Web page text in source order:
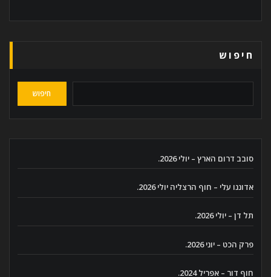
חיפוש
חיפוש
סובב דרום הארץ – יולי 2026.
אדוננו עלי – חוף הרצליה יולי 2026.
תל דן – יולי 2026.
פרק הכט – יוני 2026.
חוף דור – אפריל 2024.